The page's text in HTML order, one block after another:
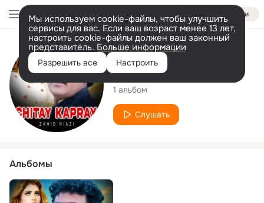
Войти
Мы используем cookie-файлы, чтобы улучшить
сервисы для вас. Если ваш возраст менее 13 лет,
настроить cookie-файлы должен ваш законный
представитель. Больше информации
Разрешить все Настроить
Исполнитель
Zahid Niazi
1 альбом
Слушать
Альбомы